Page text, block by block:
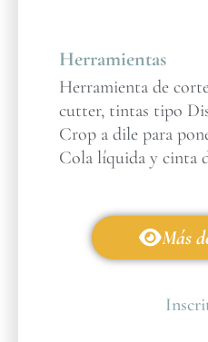
Herramientas
Herramienta de
cutter, tintas tipo
Crop a dile para
Cola líquida y cinta
Más